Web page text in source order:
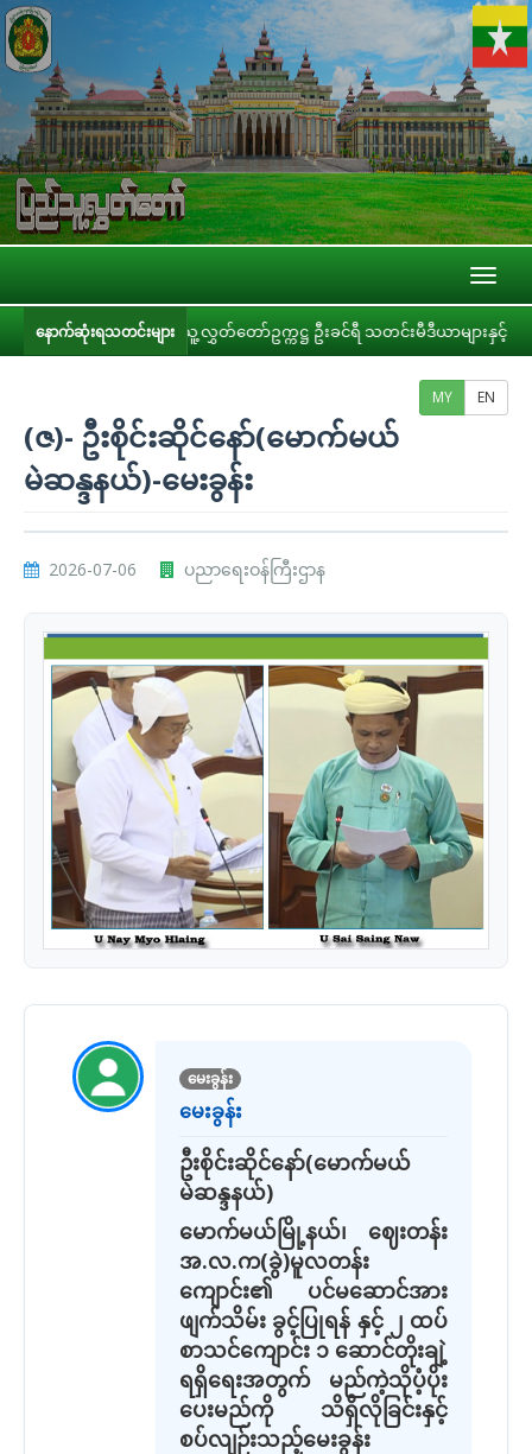
နောက်ဆုံးရသတင်းများ
ပြည်သူ့လွှတ်တော်ဥက္ကဋ္ဌ ဦးခင်ရီ သတင်းမီဒီယာများနှင့် တွေ့ဆုံ ပြ
MY EN
(ဇ)- ဦးစိုင်းဆိုင်နော်(မောက်မယ်
မဲဆန္ဒနယ်)-မေးခွန်း
2026-07-06 ပညာရေးဝန်ကြီးဌာန
မေးခွန်း
မေးခွန်း
ဦးစိုင်းဆိုင်နော်(မောက်မယ်
မဲဆန္ဒနယ်)
မောက်မယ်မြို့နယ်၊ ဈေးတန်း
အ.လ.က(ခွဲ)မူလတန်း
ကျောင်း၏ ပင်မဆောင်အား
ဖျက်သိမ်း ခွင့်ပြုရန် နှင့် ၂ ထပ်
စာသင်ကျောင်း ၁ ဆောင်တိုးချဲ့
ရရှိရေးအတွက် မည်ကဲ့သိုပံ့ပိုး
ပေးမည်ကို သိရှိလိုခြင်းနှင့်
စပ်လျဉ်းသည့်မေးခွန်း